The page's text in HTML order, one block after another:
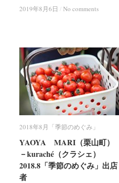
2019年8月6日 / No comments
2019年8月6日 / No comments
2018年8月「季節のめぐみ」
YAOYA MARI（栗山町）
－kuraché（クラシェ）
2018.8「季節のめぐみ」出店
者
2018年8月「季節のめぐみ」
YAOYA MARI（栗山町）
－kuraché（クラシェ）
2018.8「季節のめぐみ」出店
者